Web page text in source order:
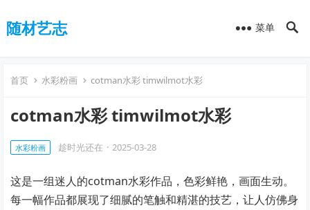
随材艺志 菜单
首页 水彩粉画 cotman水彩 timwilmot水彩
cotman水彩 timwilmot水彩
水彩粉画 趁时光还在 · 2025-03-28
这是一组迷人的cotman水彩作品，色彩鲜艳，画面生动。
每一幅作品都展现了细腻的笔触和精湛的技艺，让人仿佛身